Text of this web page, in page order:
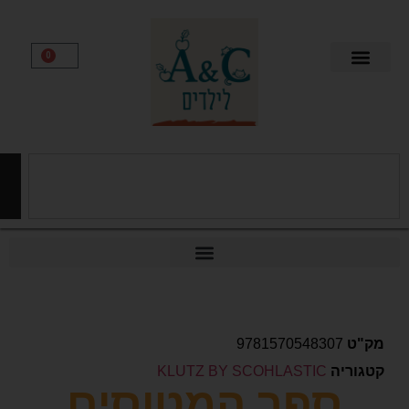
9781570548307
KLUTZ BY SCOHLASTIC